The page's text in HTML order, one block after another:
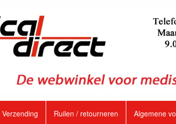
Verzending Ruilen / retourneren Algemene